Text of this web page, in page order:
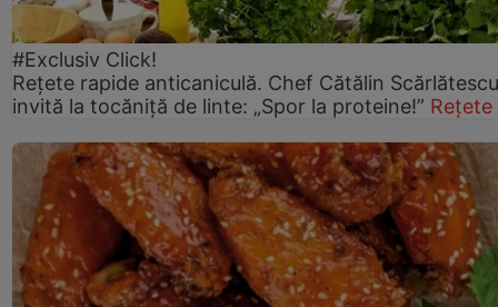
#Exclusiv Click!
Rețete rapide anticaniculă. Chef Cătălin
invită la tocăniță de linte: „Spor la proteine!” Rețete